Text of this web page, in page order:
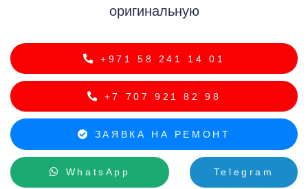
оригинальную
+971 58 241 14 01
+7 707 921 82 98
ЗАЯВКА НА РЕМОНТ
WhatsApp Telegram